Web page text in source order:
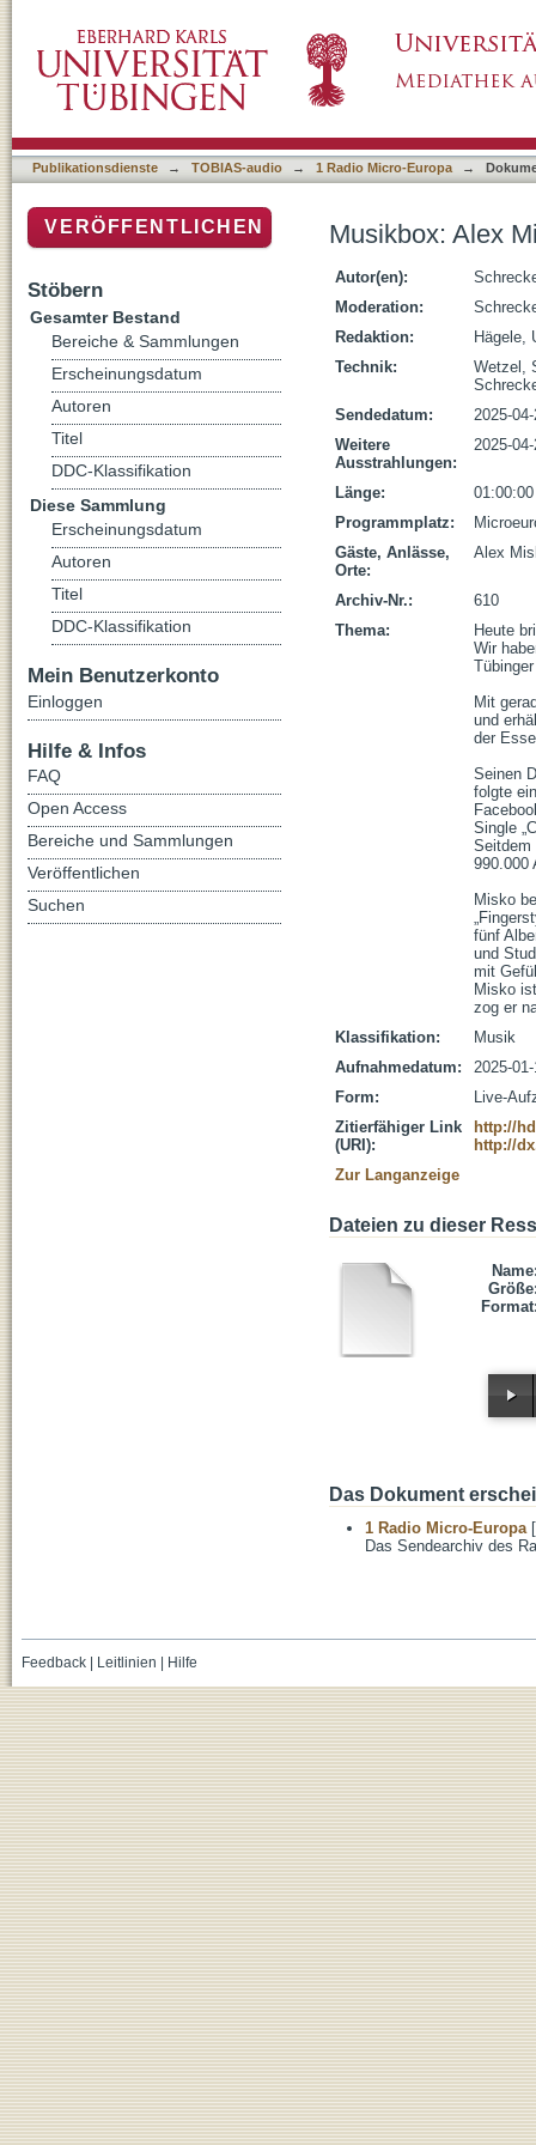
Publikationsdienste → TOBIAS-audio → 1 Radio Micro-Europa →
Musikbox: Alex
Autor(en):
Moderation:
Redaktion:
Hägele,
Technik:
Wetzel,
Sendedatum:
2025-
Weitere
Ausstrahlungen:
2025-
Länge:
01:00:00
Programmplatz:
Gäste, Anlässe,
Orte:
Alex
Archiv-Nr.:
610
Thema:
Heute
Wir
Mit
und
der
Seinen
folgte
Single
Seitdem
990.000
Misko
fünf
und
mit
Misko
zog er
Klassifikation:
Musik
Aufnahmedatum:
2025-01-
Form:
Live-
Zitierfähiger Link
(URI):
http://
http://
Zur Langanzeige
Dateien zu dieser
Das Dokument
1 Radio Micro-Europa
Das Sendearchiv des
VERÖFFENTLICHEN
Stöbern
Gesamter Bestand
Bereiche & Sammlungen
Erscheinungsdatum
Autoren
Titel
DDC-Klassifikation
Diese Sammlung
Erscheinungsdatum
Autoren
Titel
DDC-Klassifikation
Mein Benutzerkonto
Einloggen
Hilfe & Infos
FAQ
Open Access
Bereiche und Sammlungen
Veröffentlichen
Suchen
Feedback| Leitlinien Hilfe